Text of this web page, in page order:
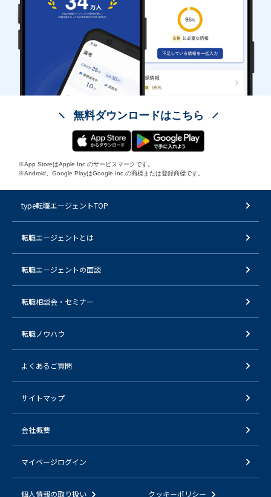
無料ダウンロードはこちら
※App StoreはApple Inc.のサービスマークです。
※Android、Google PlayはGoogle Inc.の商標または登録商標です。
type転職エージェントTOP
転職エージェントとは
転職エージェントの面談
転職相談会・セミナー
転職ノウハウ
よくあるご質問
サイトマップ
会社概要
マイページログイン
個人情報の取り扱い クッキーポリシー